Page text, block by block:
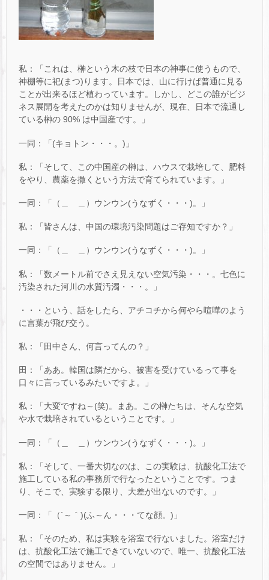
私：「これは、榊という木の枝で日本の神事に使うもので、
神棚等に祀(まつ)ります。日本では、山に行けば普通に見る
ことが出来るほど植わっています。しかし、どこの誰がビジ
ネス展開を考えたのかは知りませんが、現在、日本で流通し
ている榊の 90% は中国産です。」
一同：「(キョトン・・・。)」
私：「そして、この中国産の榊は、ハウスで栽培して、肥料
をやり、農薬を撒くという方法で育てられています。」
一同：「（＿ ＿）ウンウン(うなずく・・・)。」
私：「皆さんは、中国の環境汚染問題はご存知ですか？」
一同：「（＿ ＿）ウンウン(うなずく・・・)。」
私：「数メートル前でさえ見えない空気汚染・・・。七色に
汚染された河川の水質汚濁・・・。」
・・・という、話をしたら、アチコチから何やら喧嘩のよう
に言葉が飛び交う。
私：「田中さん、何言ってんの？」
田：「ああ。韓国は隣だから、被害を受けているって事を
口々に言っているみたいですよ。」
私：「大変ですね～(笑)。まあ。この榊たちは、そんな空気
や水で栽培されているということです。」
一同：「（＿ ＿）ウンウン(うなずく・・・)。」
私：「そして、一番大切なのは、この実験は、抗酸化工法で
施工している私の事務所で行なったということです。つま
り、そこで、実験する限り、大差が出ないのです。」
一同：「（´～｀)(ふ～ん・・・てな顔。)」
私：「そのため、私は実験を浴室で行ないました。浴室だけ
は、抗酸化工法で施工できていないので、唯一、抗酸化工法
の空間ではありません。」